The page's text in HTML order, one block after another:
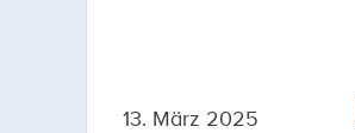
13. März 2025